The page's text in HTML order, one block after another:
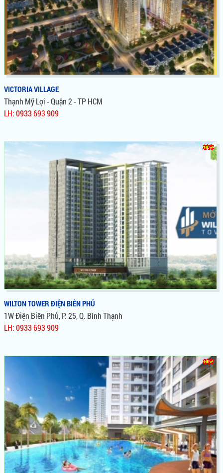
VICTORIA VILLAGE
Thạnh Mỹ Lợi - Quận 2 - TP HCM
LH: 0933 693 909
VICTORIA VILLAGE
Hãy trả giá nếu muốn mua gì đó có hời, nhưng hãy xuống tiền
nếu nhìn ra một viễn cảnh giàu có.
WILTON TOWER ĐIỆN BIÊN PHỦ
1W Điện Biên Phủ, P. 25, Q. Bình Thạnh
LH: 0933 693 909
WILTON TOWER ĐIỆN BIÊN PHỦ
Dự Án Căn Hộ, Wilton Novaland Bình Thạnh,Vị Trí Vàng Mặt
Tiền Đường Điện Biên Phủ,Đi Kèm Theo Đó Là Những Tiện Ích
Sang Trọng, Giá Trị Đầu Tư Sinh Lời Cực Cao, Giá Chỉ 28tr/m²,
Tiến Độ Thanh Toán 1% / Tháng , Cơ Hội Vàng Sỡ Hữu Nhà
Tại Bình Thạnh, Là Cửa Ngõ Phía Đông Của Sài Gòn